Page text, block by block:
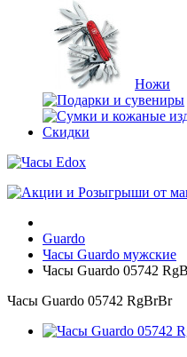
Ножи
Скидки
Guardo
Часы Guardo мужские
Часы Guardo 05742
Часы Guardo 05742 RgBrBr